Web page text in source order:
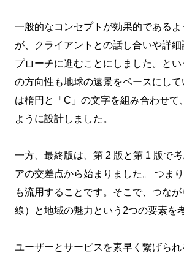
一般的なコンセプトが効果的であるよ
が、クライアントとの話し合いや詳
プローチに進むことにしました。と
の方向性も地球の遠景をベースにして
は楕円と「C」の文字を組み合わせて
ように設計しました。
一方、最終版は、第 2 版と第 1 版で
アの交差点から始まりました。 つま
も流用することです。そこで、つな
線）と地域の魅力という2つの要素を
ユーザーとサービスを素早く繋げら